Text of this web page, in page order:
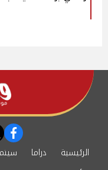
الرئيسية دراما